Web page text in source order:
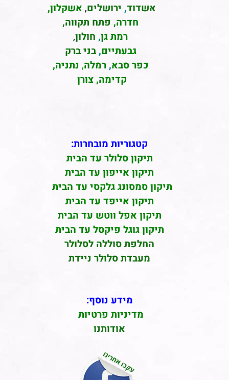
אשדוד, ירושלים, אשקלון,
חדרה, פתח תקווה,
רמת גן, חולון,
גבעתיים,בני ברק
כפר סבא,רמלה, נתניה,
קדימה, צורן
קטגוריות מובחרות:
תיקון סלולר עד הבית
תיקון אייפון עד הבית
תיקון סמסונג גלקסי עד הבית
תיקון אייפד עד הבית
תיקון אפל ווטש עד הבית
תיקון גוגל פיקסל עד הבית
החלפת סוללה לסלולר
מעבדת סלולר ניידת
מידע נוסף:
מדיניות פרטיות
אודותנו